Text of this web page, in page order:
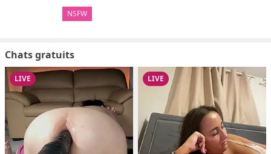
NSFW
Chats gratuits